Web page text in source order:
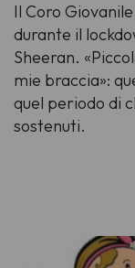
Il Coro
durante il
Sheeran.
mie braccia»:
quel periodo di
sostenuti.